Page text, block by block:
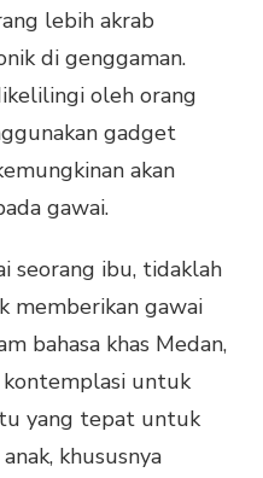
lebih akrab
di genggaman.
oleh orang
gadget
akan
gawai.
seorang ibu, tidaklah
memberikan gawai
bahasa khas Medan,
untuk
yang tepat untuk
khususnya